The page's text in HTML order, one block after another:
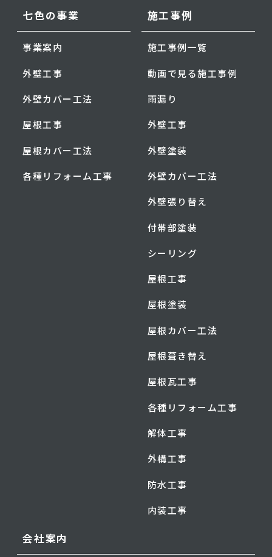
七色の事業
事業案内
外壁工事
外壁カバー工法
屋根工事
屋根カバー工法
各種リフォーム工事
施工事例
施工事例一覧
動画で見る施工事例
雨漏り
外壁工事
外壁塗装
外壁カバー工法
外壁張り替え
付帯部塗装
シーリング
屋根工事
屋根塗装
屋根カバー工法
屋根葺き替え
屋根瓦工事
各種リフォーム工事
解体工事
外構工事
防水工事
内装工事
会社案内